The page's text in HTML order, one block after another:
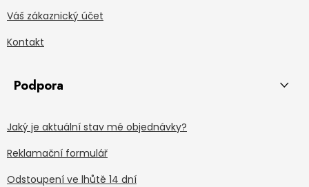
Váš zákaznický účet
Kontakt
Podpora
Jaký je aktuální stav mé objednávky?
Reklamační formulář
Odstoupení ve lhůtě 14 dní